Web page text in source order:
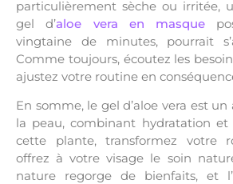
particulièrement sèche ou irritée,
gel d’aloe vera en masque
vingtaine de minutes, pourrait
Comme toujours, écoutez les
ajustez votre routine en
En somme, le gel d’aloe vera est
la peau, combinant hydratation et
cette plante, transformez votre
offrez à votre visage le soin
nature regorge de bienfaits, et